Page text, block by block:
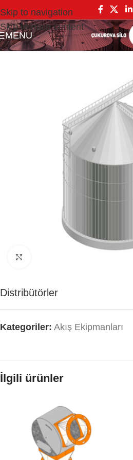
Skip to navigation
Skip to main content
MENU
Distribütörler
Kategoriler: Akış Ekipmanları
İlgili ürünler